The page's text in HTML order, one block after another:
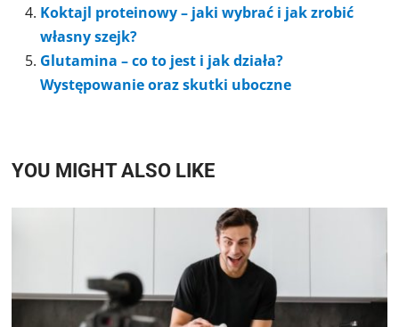
Koktajl proteinowy – jaki wybrać i jak zrobić
własny szejk?
Glutamina – co to jest i jak działa?
Występowanie oraz skutki uboczne
YOU MIGHT ALSO LIKE